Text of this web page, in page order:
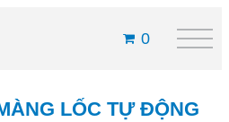
0
LỐC TỰ ĐỘNG